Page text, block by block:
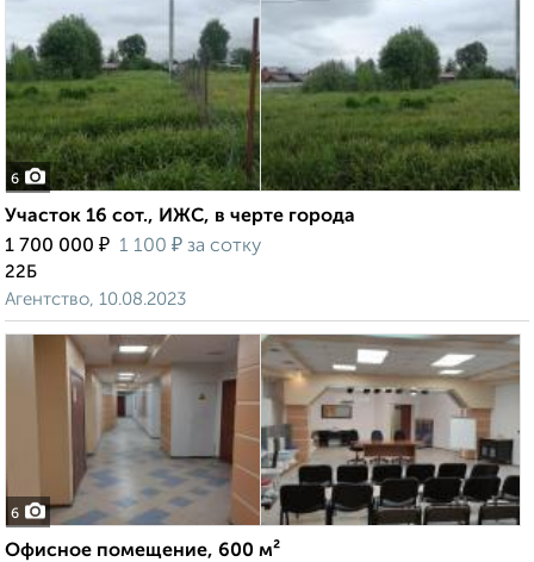
6
Участок 16 сот., ИЖС, в черте города
1 700 000 ₽ 1 100 ₽ за сотку
22Б
Агентство, 10.08.2023
6
Офисное помещение, 600 м²